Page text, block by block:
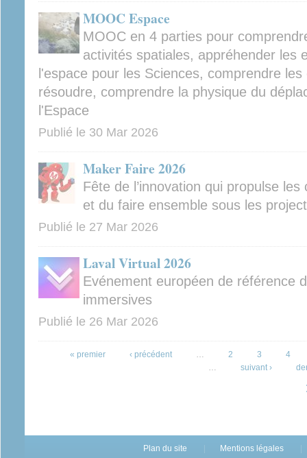
MOOC Espace
MOOC en 4 parties pour
activités spatiales, appréhender les
l'espace pour les Sciences, comprendre
résoudre, comprendre la physique du
l'Espace
Publié le 30 Mar 2026
Maker Faire 2026
Fête de l’innovation qui propulse
et du faire ensemble sous les
Publié le 27 Mar 2026
Laval Virtual 2026
Evénement européen de référence
immersives
Publié le 26 Mar 2026
« premier ‹ précédent … 2 3
4
…
suivant ›
Plan du site Mentions légales